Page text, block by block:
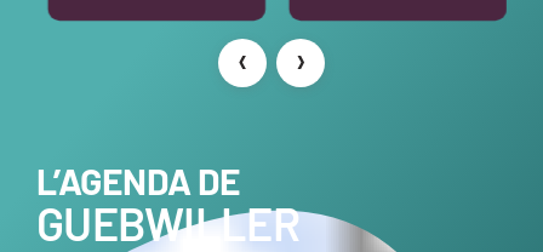
‹ ›
L’AGENDA DE
GUEBWILLER